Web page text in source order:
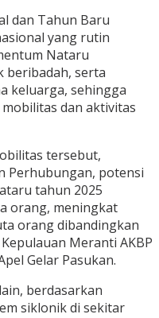
dan Tahun Baru
yang rutin
Nataru
beribadah, serta
keluarga, sehingga
dan aktivitas
tersebut,
Perhubungan, potensi
tahun 2025
orang, meningkat
orang dibandingkan
Meranti AKBP
Gelar Pasukan.
berdasarkan
siklonik di sekitar